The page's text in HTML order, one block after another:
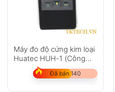
Máy đo độ cứng kim loại
Huatec HUH-1 (Công
nghệ siêu âm Đức)
Đã bán 140